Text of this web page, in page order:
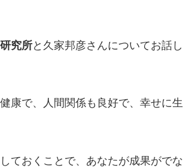
究所と久家邦彦さんについてお話し
康で、人間関係も良好で、幸せに生
ておくことで、あなたが成果がでな